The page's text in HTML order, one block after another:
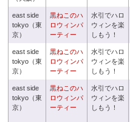
east side
tokyo（東
京）
黒ねこのハ
ロウィンパ
ーティー
水引でハロ
ウィンを楽
しもう！
east side
tokyo（東
京）
黒ねこのハ
ロウィンパ
ーティー
水引でハロ
ウィンを楽
しもう！
east side
tokyo（東
京）
黒ねこのハ
ロウィンパ
ーティー
水引でハロ
ウィンを楽
しもう！